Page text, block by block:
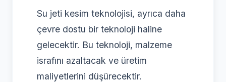
Su jeti kesim teknolojisi, ayrıca daha
çevre dostu bir teknoloji haline
gelecektir. Bu teknoloji, malzeme
israfını azaltacak ve üretim
maliyetlerini düşürecektir.